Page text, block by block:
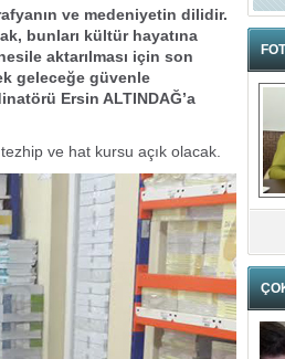
ve medeniyetin dilidir.
bunları kültür hayatına
aktarılması için son
geleceğe güvenle
Ersin ALTINDAĞ’a
ve hat kursu açık olacak.